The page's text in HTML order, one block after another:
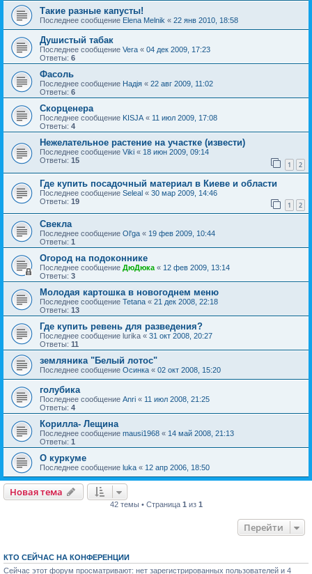
Такие разные капусты!
Последнее сообщение Elena Melnik « 22 янв 2010, 18:58
Душистый табак
Последнее сообщение Vera « 04 дек 2009, 17:23
Ответы: 6
Фасоль
Последнее сообщение Надія « 22 авг 2009, 11:02
Ответы: 6
Скорценера
Последнее сообщение KISJA « 11 июл 2009, 17:08
Ответы: 4
Нежелательное растение на участке (извести)
Последнее сообщение Viki « 18 июн 2009, 09:14
Ответы: 15 1 2
Где купить посадочный материал в Киеве и области
Последнее сообщение Seleal « 30 мар 2009, 14:46
Ответы: 19 1 2
Свекла
Последнее сообщение Ol'ga « 19 фев 2009, 10:44
Ответы: 1
Огород на подоконнике
Последнее сообщение ДюДюка « 12 фев 2009, 13:14
Ответы: 3
Молодая картошка в новогоднем меню
Последнее сообщение Tetana « 21 дек 2008, 22:18
Ответы: 13
Где купить ревень для разведения?
Последнее сообщение lurika « 31 окт 2008, 20:27
Ответы: 11
земляника "Белый лотос"
Последнее сообщение Осинка « 02 окт 2008, 15:20
голубика
Последнее сообщение Anri « 11 июл 2008, 21:25
Ответы: 4
Корилла- Лещина
Последнее сообщение mausi1968 « 14 май 2008, 21:13
Ответы: 1
О куркуме
Последнее сообщение luka « 12 апр 2006, 18:50
Новая тема
42 темы • Страница 1 из 1
Перейти
КТО СЕЙЧАС НА КОНФЕРЕНЦИИ
Сейчас этот форум просматривают: нет зарегистрированных пользователей и 4